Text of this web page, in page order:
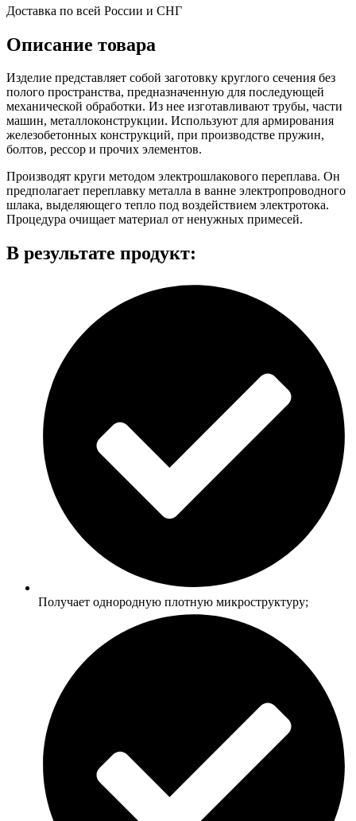
Доставка по всей России и СНГ
Описание товара
Изделие представляет собой заготовку круглого сечения без
полого пространства, предназначенную для последующей
механической обработки. Из нее изготавливают трубы, части
машин, металлоконструкции. Используют для армирования
железобетонных конструкций, при производстве пружин,
болтов, рессор и прочих элементов.
Производят круги методом электрошлакового переплава. Он
предполагает переплавку металла в ванне электропроводного
шлака, выделяющего тепло под воздействием электротока.
Процедура очищает материал от ненужных примесей.
В результате продукт:
Получает однородную плотную микроструктуру;